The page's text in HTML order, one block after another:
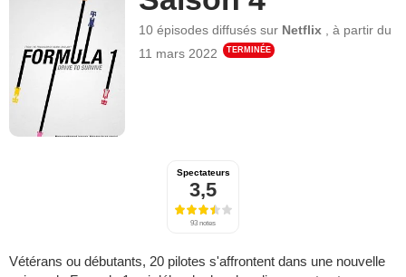
10 épisodes diffusés sur Netflix ,à partir du
11 mars 2022
TERMINÉE
Spectateurs
3,5
93 notes
Vétérans ou débutants, 20 pilotes s'affrontent dans une nouvelle